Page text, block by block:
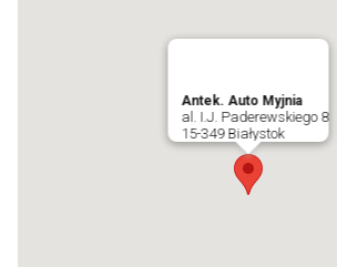
Antek. Auto Myjnia
al. I.J. Paderewskiego 8
15-349 Białystok